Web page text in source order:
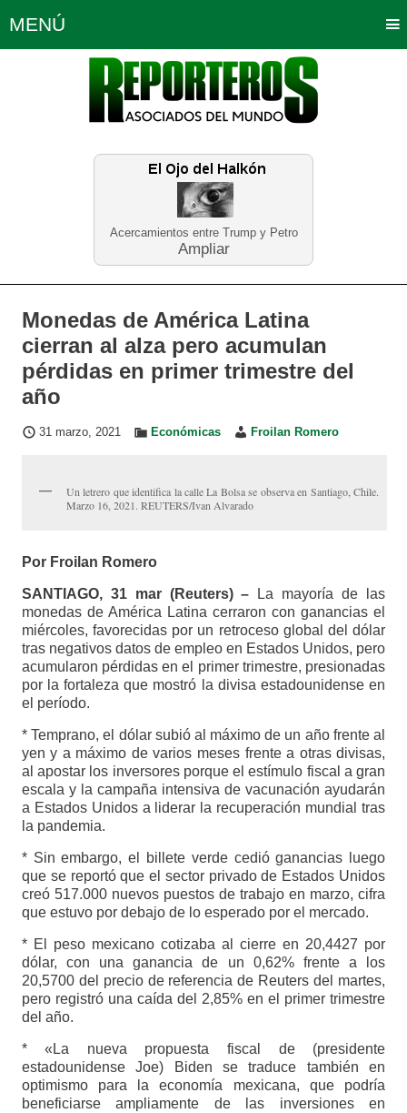
Acercamientos entre Trump y Petro
Ampliar
MENÚ
Política Opinión Bogotá
Planeta Tierra Deportes
Educación Neira
Monedas de América Latina
cierran al alza pero acumulan
pérdidas en primer trimestre del
año
31 marzo, 2021 Económicas Froilan Romero
Un letrero que identifica la calle La Bolsa se observa en Santiago, Chile.
Marzo 16, 2021. REUTERS/Ivan Alvarado
Por Froilan Romero
SANTIAGO, 31 mar (Reuters) – La mayoría de las
monedas de América Latina cerraron con ganancias el
miércoles, favorecidas por un retroceso global del dólar
tras negativos datos de empleo en Estados Unidos, pero
acumularon pérdidas en el primer trimestre, presionadas
por la fortaleza que mostró la divisa estadounidense en
el período.
* Temprano, el dólar subió al máximo de un año frente al
yen y a máximo de varios meses frente a otras divisas,
al apostar los inversores porque el estímulo fiscal a gran
escala y la campaña intensiva de vacunación ayudarán
a Estados Unidos a liderar la recuperación mundial tras
la pandemia.
* Sin embargo, el billete verde cedió ganancias luego
que se reportó que el sector privado de Estados Unidos
creó 517.000 nuevos puestos de trabajo en marzo, cifra
que estuvo por debajo de lo esperado por el mercado.
* El peso mexicano cotizaba al cierre en 20,4427 por
dólar, con una ganancia de un 0,62% frente a los
20,5700 del precio de referencia de Reuters del martes,
pero registró una caída del 2,85% en el primer trimestre
del año.
* «La nueva propuesta fiscal de (presidente
estadounidense Joe) Biden se traduce también en
optimismo para la economía mexicana, que podría
beneficiarse ampliamente de las inversiones en